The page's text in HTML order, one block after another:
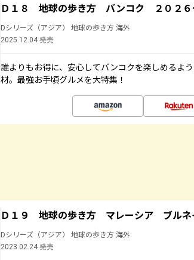
Ｄ１８ 地球の歩き方 バンコク ２０２６
Dシリーズ（アジア） 地球の歩き方 海外
2025.12.04 発売
誰よりもお得に、安心してバンコクを楽しめるよ
材。最強お手頃グルメを大特集！
Ｄ１９ 地球の歩き方 マレーシア ブルネ
Dシリーズ（アジア） 地球の歩き方 海外
2023.02.24 発売